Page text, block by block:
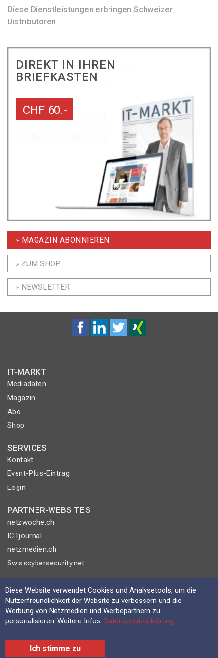
Diese Dienstleistungen erbringen Schweizer
Distributoren
DIREKT IN IHREN
BRIEFKASTEN
CHF 60.-
» MAGAZIN ABONNIEREN
» ZUM SHOP
» NEWSLETTER
IT-MARKT
Mediadaten
Magazin
Abo
Shop
SERVICES
Kontakt
Event-Plus-Eintrag
Login
PARTNER-WEBSITES
netzwoche.ch
ICTjournal
netzmedien.ch
Swisscybersecurity.net
© NETZMEDIEN AG 2026
Impressum
AGB
Nutzungsbestimmungen
Datenschutzerklärung
Diese Website verwendet Cookies und Analysetools, um die
Nutzerfreundlichkeit der Website zu verbessern und die
Werbung von Netzmedien und Werbepartnern zu
personalisieren. Weitere Infos:Datenschutzerklärung
Ich stimme zu